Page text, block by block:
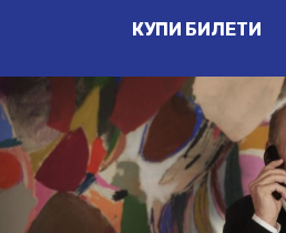
КУПИ БИЛЕТИ